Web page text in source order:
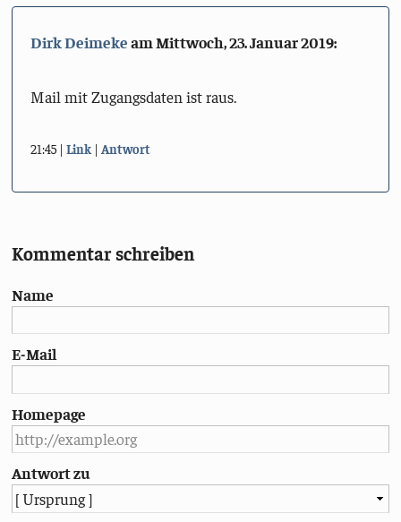
Dirk DeimekeamMittwoch, 23. Januar 2019:
Mail mit Zugangsdaten ist raus.
21:45 Link Antwort
Kommentar schreiben
Name
E-Mail
Homepage
Antwort zu